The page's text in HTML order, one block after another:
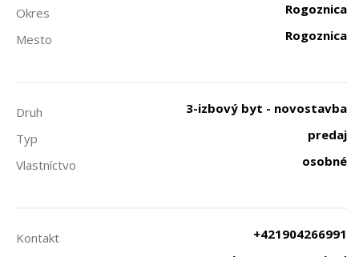
Okres
Rogoznica
Mesto
Rogoznica
Druh
3-izbový byt - novostavba
Typ
predaj
Vlastníctvo
osobné
Kontakt
+421904266991